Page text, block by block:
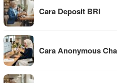
Cara Deposit BRI
Cara Anonymous